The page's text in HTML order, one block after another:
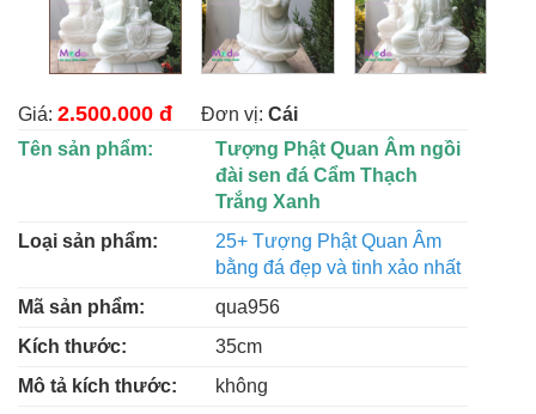
Giá: 2.500.000 đ Đơn vị: Cái
Tên sản phẩm:
Tượng Phật Quan Âm ngồi
đài sen đá Cẩm Thạch
Trắng Xanh
Loại sản phẩm:
25+ Tượng Phật Quan Âm
bằng đá đẹp và tinh xảo nhất
Mã sản phẩm:
qua956
Kích thước:
35cm
Mô tả kích thước:
không